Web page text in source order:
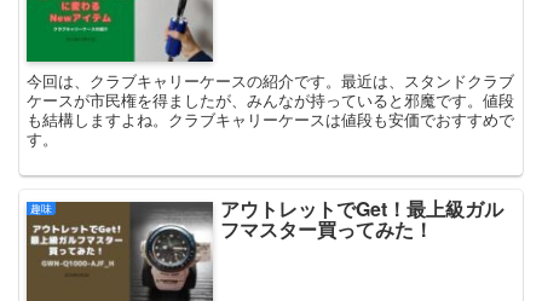
今回は、クラブキャリーケースの紹介です。最近は、スタンドクラブ
ケースが市民権を得ましたが、みんなが持っていると邪魔です。値段
も結構しますよね。クラブキャリーケースは値段も安価でおすすめで
す。
趣味 アウトレットでGet！最上級ガル
フマスター買ってみた！